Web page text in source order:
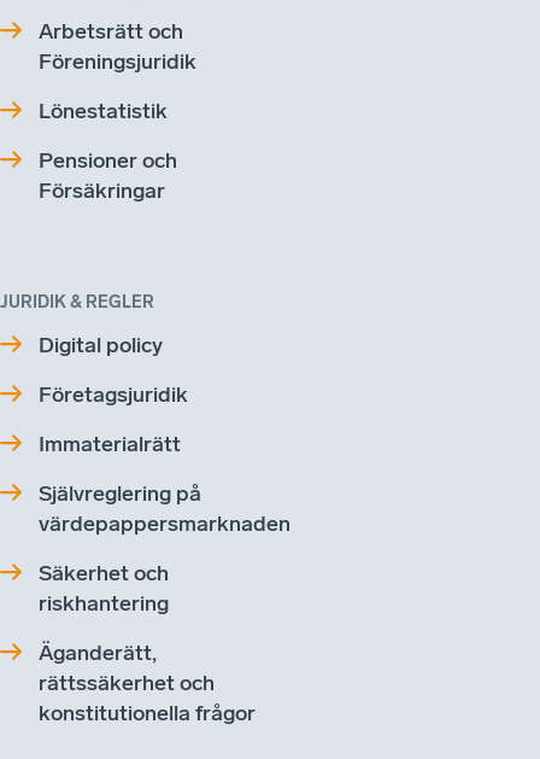
Arbetsrätt och
Föreningsjuridik
Lönestatistik
Pensioner och
Försäkringar
JURIDIK & REGLER
Digital policy
Företagsjuridik
Immaterialrätt
Självreglering på
värdepappersmarknaden
Säkerhet och
riskhantering
Äganderätt,
rättssäkerhet och
konstitutionella frågor